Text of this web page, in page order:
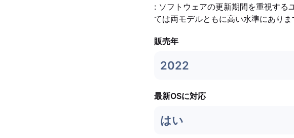
: ソフトウェアの更新期間を重視する
ては両モデルともに高い水準にありま
販売年
2022
最新OSに対応
はい